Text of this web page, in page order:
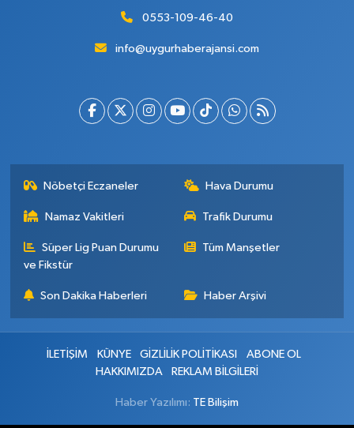
0553-109-46-40
info@uygurhaberajansi.com
Nöbetçi Eczaneler Hava Durumu
Namaz Vakitleri Trafik Durumu
Süper Lig Puan Durumu
ve Fikstür
Tüm Manşetler
Son Dakika Haberleri Haber Arşivi
İLETİŞİM KÜNYE GİZLİLİK POLİTİKASI
ABONE OL
HAKKIMIZDA
REKLAM BİLGİLERİ
Haber Yazılımı: TE Bilişim